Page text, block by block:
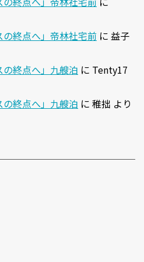
終点へ」帝林社宅前 に 益子
終点へ」九艘泊 に Tenty17
終点へ」九艘泊 に 稚拙 より